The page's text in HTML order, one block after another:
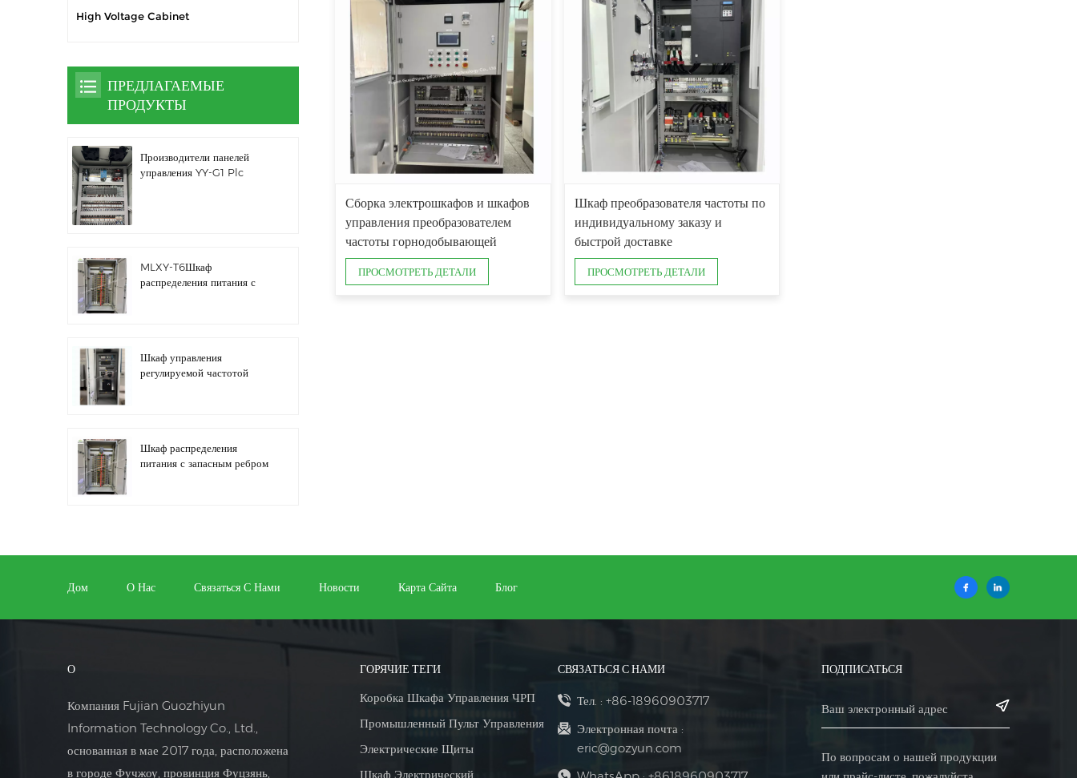
Сборка электрошкафов и шкафов
управления преобразователем
частоты горнодобывающей
промышленности.
ПРОСМОТРЕТЬ ДЕТАЛИ
Шкаф преобразователя частоты по
индивидуальному заказу и
быстрой доставке
ПРОСМОТРЕТЬ ДЕТАЛИ
High Voltage Cabinet
ПРЕДЛАГАЕМЫЕ
ПРОДУКТЫ
Производители панелей
управления YY-G1 Plc
MLXY-T6Шкаф
распределения питания с
Шкаф управления
регулируемой частотой
Шкаф распределения
питания с запасным ребром
распределительного
оборудование управления
используемый в ящике
электросчетчика торговых
Дом О Нас Связаться С Нами Новости Карта Сайта Блог
О
Компания Fujian Guozhiyun
Information Technology Co., Ltd.,
основанная в мае 2017 года, расположена
в городе Фучжоу, провинция Фуцзянь,
ГОРЯЧИЕ ТЕГИ
Коробка Шкафа Управления ЧРП
Промышленный Пульт Управления
Электрические Щиты
Шкаф Электрический
СВЯЗАТЬСЯ С НАМИ
Тел. : +86-18960903717
Электронная почта :
eric@gozyun.com
ПОДПИСАТЬСЯ
По вопросам о нашей продукции